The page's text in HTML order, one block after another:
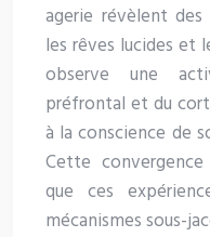
agerie révèlent
les rêves lucides et
observe une
préfrontal et du
à la conscience de
Cette convergence
que ces
mécanismes sous-